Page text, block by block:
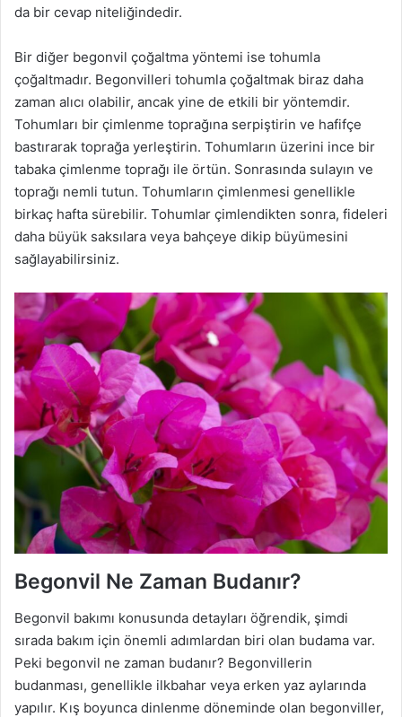
da bir cevap niteliğindedir.
Bir diğer begonvil çoğaltma yöntemi ise tohumla
çoğaltmadır. Begonvilleri tohumla çoğaltmak biraz daha
zaman alıcı olabilir, ancak yine de etkili bir yöntemdir.
Tohumları bir çimlenme toprağına serpiştirin ve hafifçe
bastırarak toprağa yerleştirin. Tohumların üzerini ince bir
tabaka çimlenme toprağı ile örtün. Sonrasında sulayın ve
toprağı nemli tutun. Tohumların çimlenmesi genellikle
birkaç hafta sürebilir. Tohumlar çimlendikten sonra, fideleri
daha büyük saksılara veya bahçeye dikip büyümesini
sağlayabilirsiniz.
Begonvil Ne Zaman Budanır?
Begonvil bakımı konusunda detayları öğrendik, şimdi
sırada bakım için önemli adımlardan biri olan budama var.
Peki begonvil ne zaman budanır? Begonvillerin
budanması, genellikle ilkbahar veya erken yaz aylarında
yapılır. Kış boyunca dinlenme döneminde olan begonviller,